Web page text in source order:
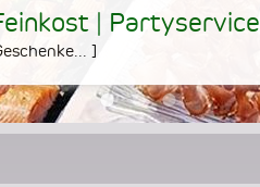
| Partyservice
]
•••